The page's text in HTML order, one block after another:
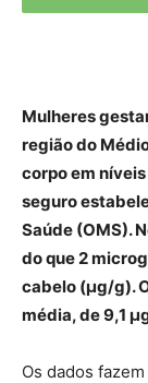
Mulheres
região do
corpo em
seguro
Saúde (OMS).
do que 2
cabelo (µg/g).
média, de 9,1
Os dados